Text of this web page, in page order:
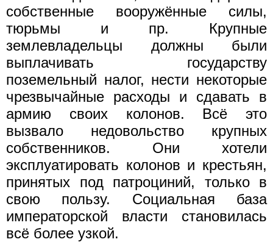
собственные вооружённые силы,
тюрьмы и пр. Крупные
землевладельцы должны были
выплачивать государству
поземельный налог, нести некоторые
чрезвычайные расходы и сдавать в
армию своих колонов. Всё это
вызвало недовольство крупных
собственников. Они хотели
эксплуатировать колонов и крестьян,
принятых под патроциний, только в
свою пользу. Социальная база
императорской власти становилась
всё более узкой.